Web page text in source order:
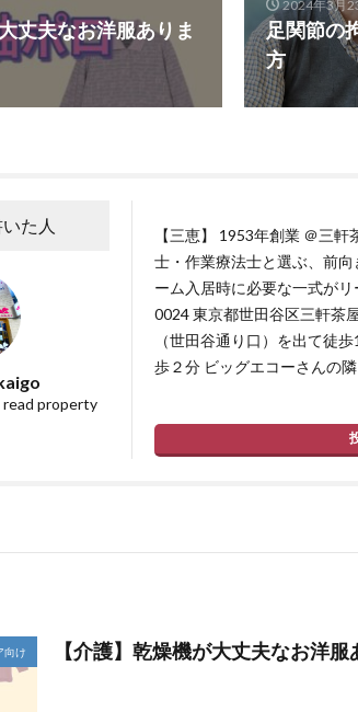
丈夫なお洋服ありま
2024年3月
足関節の
方
た人
property
【三恵】 1953年創業 ＠三
士・作業療法士と選ぶ、前
ーム入居時に必要な一式が
0024 東京都世田谷区三軒茶
（世田谷通り口）を出て徒
歩２分 ビッグエコーさんの
向け 【介護】乾燥機が大丈夫なお洋服